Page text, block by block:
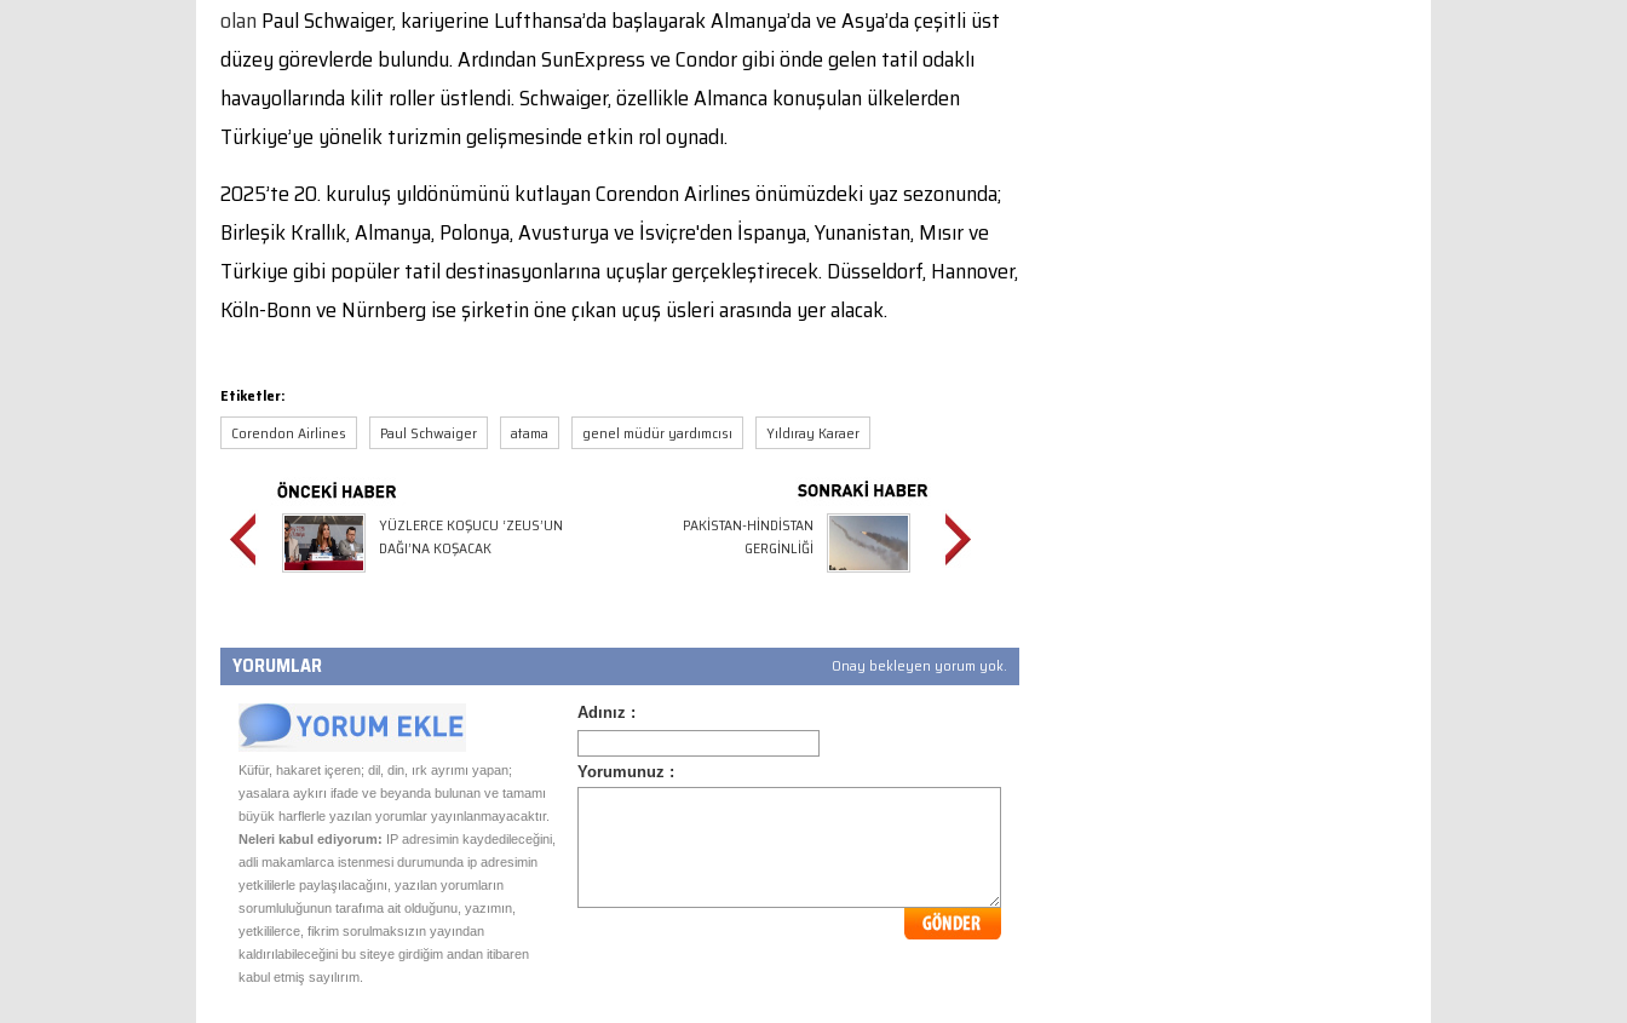
olan Paul Schwaiger, kariyerine Lufthansa’da başlayarak Almanya’da ve Asya’da çeşitli üst
düzey görevlerde bulundu. Ardından SunExpress ve Condor gibi önde gelen tatil odaklı
havayollarında kilit roller üstlendi. Schwaiger, özellikle Almanca konuşulan ülkelerden
Türkiye’ye yönelik turizmin gelişmesinde etkin rol oynadı.
2025’te 20. kuruluş yıldönümünü kutlayan Corendon Airlines önümüzdeki yaz sezonunda;
Birleşik Krallık, Almanya, Polonya, Avusturya ve İsviçre'den İspanya, Yunanistan, Mısır ve
Türkiye gibi popüler tatil destinasyonlarına uçuşlar gerçekleştirecek. Düsseldorf, Hannover,
Köln-Bonn ve Nürnberg ise şirketin öne çıkan uçuş üsleri arasında yer alacak.
Etiketler:
Corendon Airlines
Paul Schwaiger atama genel müdür yardımcısı Yıldıray Karaer
YÜZLERCE KOŞUCU ‘ZEUS’UN
DAĞI’NA KOŞACAK
PAKİSTAN-HİNDİSTAN
GERGİNLİĞİ
YORUMLAR Onay bekleyen yorum yok.
Küfür, hakaret içeren; dil, din, ırk ayrımı yapan;
yasalara aykırı ifade ve beyanda bulunan ve tamamı
büyük harflerle yazılan yorumlar yayınlanmayacaktır.
Neleri kabul ediyorum: IP adresimin kaydedileceğini,
adli makamlarca istenmesi durumunda ip adresimin
yetkililerle paylaşılacağını, yazılan yorumların
sorumluluğunun tarafıma ait olduğunu, yazımın,
yetkililerce, fikrim sorulmaksızın yayından
kaldırılabileceğini bu siteye girdiğim andan itibaren
kabul etmiş sayılırım.